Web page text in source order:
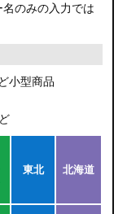
のみの入力では
小型商品
東北 北海道